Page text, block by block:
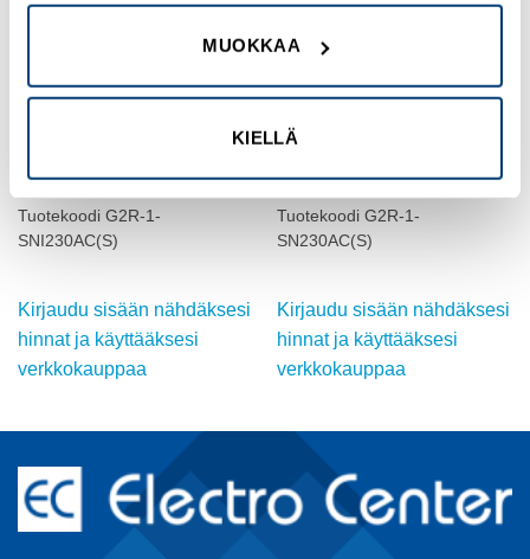
MUOKKAA
KIELLÄ
Tuotekoodi G2R-1-
SNI230AC(S)
Kirjaudu sisään nähdäksesi
hinnat ja käyttääksesi
verkkokauppaa
OMRON
Tuotekoodi G2R-1-
SN230AC(S)
Kirjaudu sisään nähdäksesi
hinnat ja käyttääksesi
verkkokauppaa